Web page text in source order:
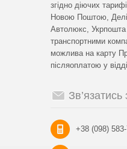
згідно діючих
Новою Поштою,
Автолюкс,
транспортними
можлива на карту
післяоплатою у
+38 (098)